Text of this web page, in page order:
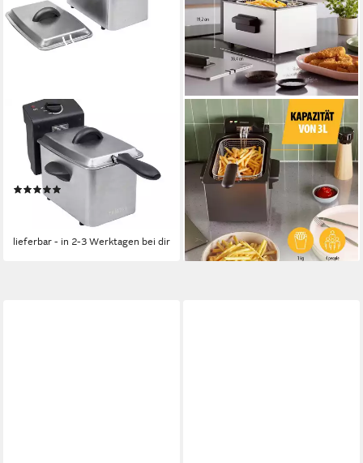
TRISTAR
Kaltzonenfritteuse
800W
Leistung
150-190 °C Temperatur
ab 39,49 €
lieferbar - in 2-3 Werktagen bei dir
TRISTAR
Fritteuse FR-9334
2000W Leistung
ab 37,89 € UVP42,99 €
-12%
lieferbar - in 2-3 Werktagen bei dir